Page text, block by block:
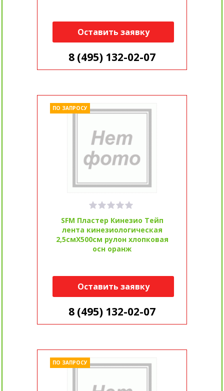
Оставить заявку
8 (495) 132-02-07
SFM Пластер Кинезио Тейп
лента кинезиологическая
2,5смX500см рулон хлопковая
осн оранж
ПО ЗАПРОСУ
Оставить заявку
8 (495) 132-02-07
ПО ЗАПРОСУ